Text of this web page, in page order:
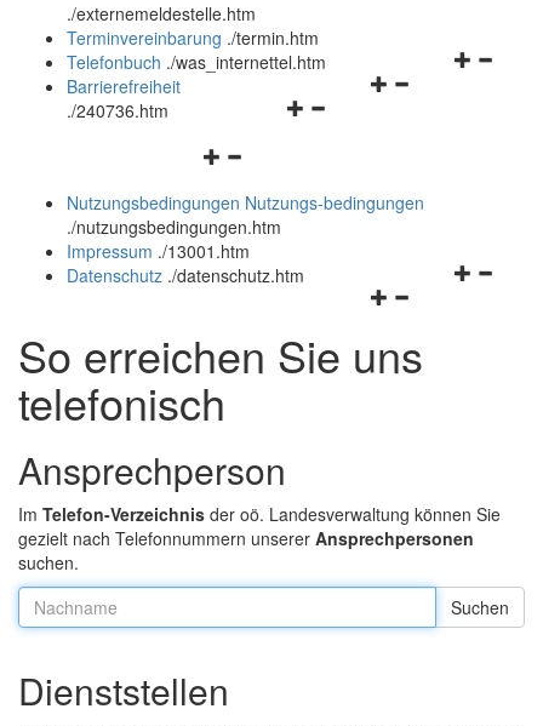
und
schließen
./externemeldestelle.htm
Terminvereinbarung ./termin.htm
Navigationsmenü
Telefonbuch ./was_internettel.htm
Navigationsmenü
Barrierefreiheit
./240736.htm
Navigationsmenü
und
schließen
Nutzungsbedingungen Nutzungs-bedingungen
./nutzungsbedingungen.htm
Impressum ./13001.htm
Navigationsmenü
und
schließen
Datenschutz ./datenschutz.htm
So erreichen Sie uns
telefonisch
Ansprechperson
Im Telefon-Verzeichnis der oö. Landesverwaltung können Sie
gezielt nach Telefonnummern unserer Ansprechpersonen
suchen.
Nachname:
Dienststellen